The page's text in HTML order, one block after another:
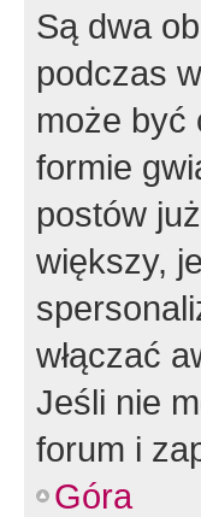
Są dwa
podczas
może być
formie
postów
większy,
włączać
Jeśli nie
forum i
Góra